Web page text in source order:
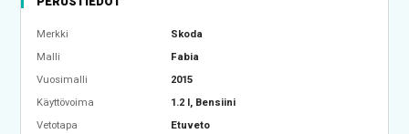
Merkki
Skoda
Malli
Fabia
Vuosimalli
2015
Käyttövoima
1.2 l, Bensiini
Vetotapa
Etuveto